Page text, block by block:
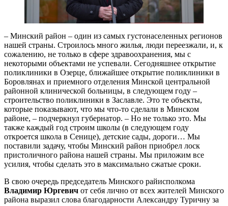
– Минский район – один из самых густонаселенных регионов
нашей страны. Строилось много жилья, люди переезжали, и, к
сожалению, не только в сфере здравоохранения, мы с
некоторыми объектами не успевали. Сегодняшнее открытие
поликлиники в Озерце, ближайшее открытие поликлиники в
Боровлянах и приемного отделения Минской центральной
районной клинической больницы, в следующем году –
строительство поликлиники в Заславле. Это те объекты,
которые показывают, что мы что-то сделали в Минском
районе, – подчеркнул губернатор. – Но не только это. Мы
также каждый год строим школы (в следующем году
откроется школа в Сенице), детские сады, дороги… Мы
поставили задачу, чтобы Минский район приобрел лоск
пристоличного района нашей страны. Мы приложим все
усилия, чтобы сделать это в максимально сжатые сроки.
В свою очередь председатель Минского райисполкома
Владимир Юргевич от себя лично от всех жителей Минского
района выразил слова благодарности Александру Туричну за